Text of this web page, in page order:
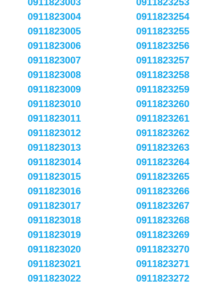
0911823004
0911823005
0911823006
0911823007
0911823008
0911823009
0911823010
0911823011
0911823012
0911823013
0911823014
0911823015
0911823016
0911823017
0911823018
0911823019
0911823020
0911823021
0911823022
0911823254
0911823255
0911823256
0911823257
0911823258
0911823259
0911823260
0911823261
0911823262
0911823263
0911823264
0911823265
0911823266
0911823267
0911823268
0911823269
0911823270
0911823271
0911823272